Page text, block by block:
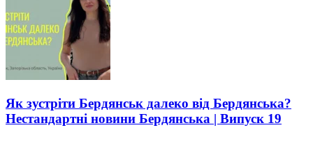
Як зустріти Бердянськ далеко від Бердянська?
Нестандартні новини Бердянська | Випуск 19